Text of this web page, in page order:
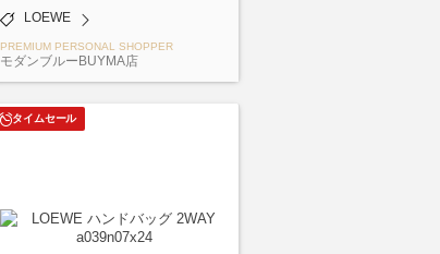
LOEWE
PREMIUM PERSONAL SHOPPER
モダンブルーBUYMA店
タイムセール